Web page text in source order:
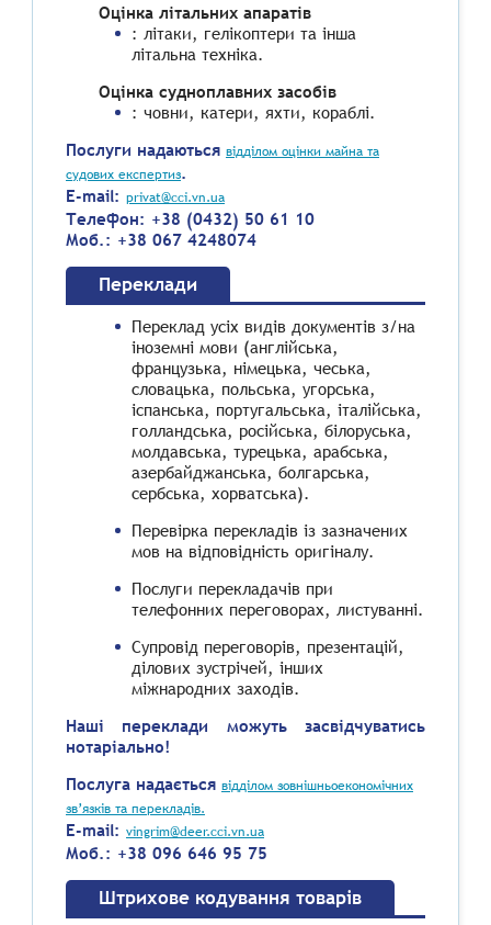
Оцінка літальних апаратів
: літаки, гелікоптери та інша
літальна техніка.
Оцінка судноплавних засобів
: човни, катери, яхти, кораблі.
Послуги надаються відділом оцінки майна та
судових експертиз.
E-mail: privat@cci.vn.ua
Телефон: +38 (0432) 50 61 10
Моб.: +38 067 4248074
Переклади
Переклад усіх видів документів з/на
іноземні мови (англійська,
французька, німецька, чеська,
словацька, польська, угорська,
іспанська, португальська, італійська,
голландська, російська, білоруська,
молдавська, турецька, арабська,
азербайджанська, болгарська,
сербська, хорватська).
Перевірка перекладів із зазначених
мов на відповідність оригіналу.
Послуги перекладачів при
телефонних переговорах, листуванні.
Супровід переговорів, презентацій,
ділових зустрічей, інших
міжнародних заходів.
Наші переклади можуть засвідчуватись
нотаріально!
Послуга надається відділом зовнішньоекономічних
зв’язків та перекладів.
E-mail: vingrim@deer.cci.vn.ua
Моб.: +38 096 646 95 75
Штрихове кодування товарів